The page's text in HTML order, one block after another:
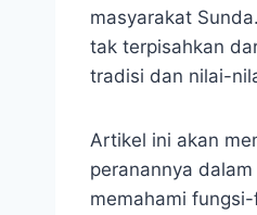
masyarakat
tak terpisahkan
tradisi dan nilai-
Artikel ini akan
peranannya
memahami